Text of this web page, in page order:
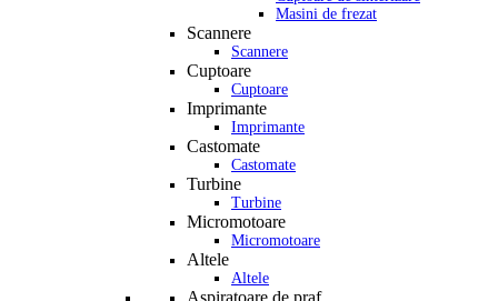
Masini de frezat
Scannere
Scannere
Cuptoare
Cuptoare
Imprimante
Imprimante
Castomate
Castomate
Turbine
Turbine
Micromotoare
Micromotoare
Altele
Altele
Aspiratoare de praf